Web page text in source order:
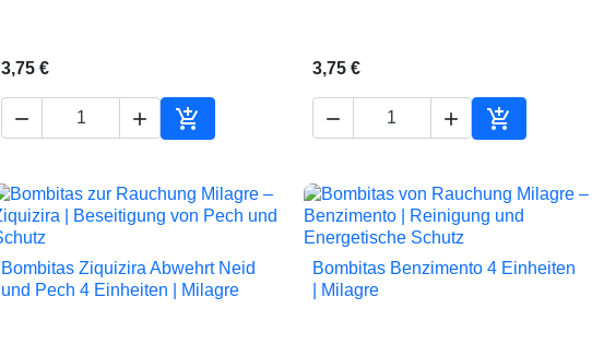
3,75 €
  
In den Warenkorb
3,75 €
  
In den
 Vorschau
Bombitas Ziquizira Abwehrt Neid
und Pech 4 Einheiten | Milagre
 Vorschau
Bombitas Benzimento 4 Einheiten
| Milagre